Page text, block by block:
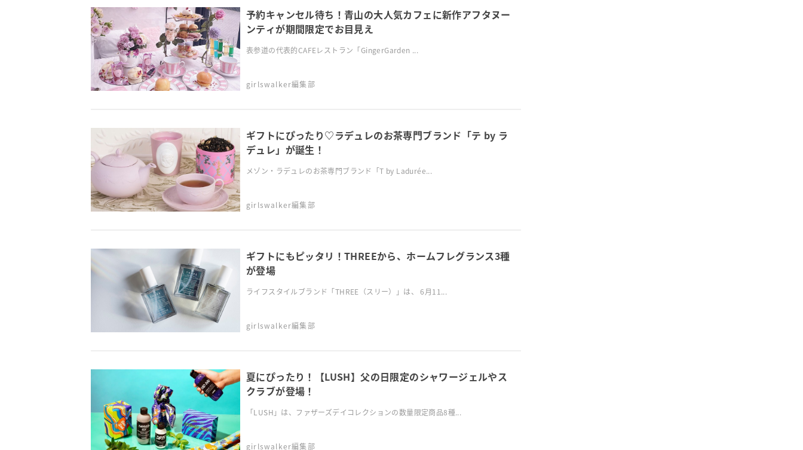
予約キャンセル待ち！青山の大人気カフェに新作アフタヌー
ンティが期間限定でお目見え
表参道の代表的CAFEレストラン「GingerGarden ...
girlswalker編集部
ギフトにぴったり♡ラデュレのお茶専門ブランド「テ by ラ
デュレ」が誕生！
メゾン・ラデュレのお茶専門ブランド「T by Ladurée...
girlswalker編集部
ギフトにもピッタリ！THREEから、ホームフレグランス3種
が登場
ライフスタイルブランド「THREE（スリー）」は、 6月11...
girlswalker編集部
夏にぴったり！【LUSH】父の日限定のシャワージェルやス
クラブが登場！
「LUSH」は、ファザーズデイコレクションの数量限定商品8種...
girlswalker編集部